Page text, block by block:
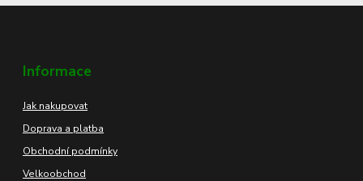
Informace
Jak nakupovat
Doprava a platba
Obchodní podmínky
Velkoobchod